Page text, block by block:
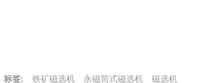
标签: 铁矿磁选机 永磁筒式磁选机 磁选机